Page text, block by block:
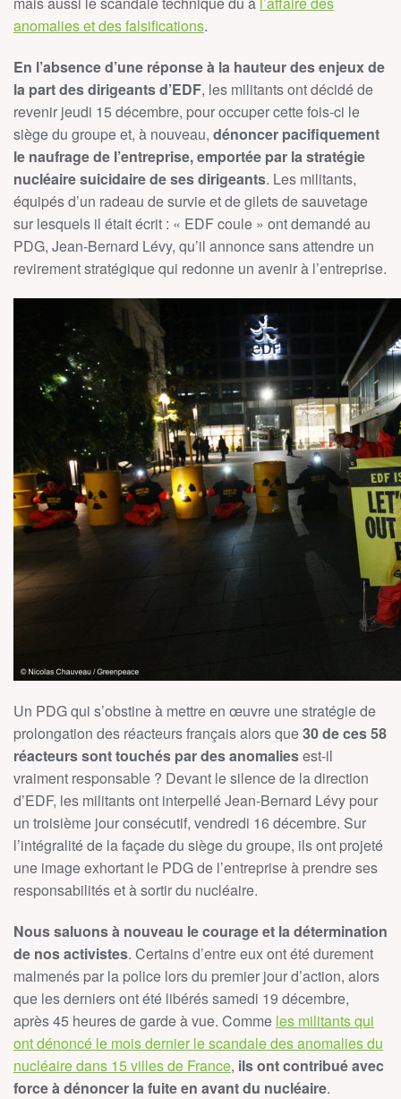
anomalies et des falsifications.
En l’absence d’une réponse à la hauteur des enjeux de
la part des dirigeants d’EDF, les militants ont décidé de
revenir jeudi 15 décembre, pour occuper cette fois-ci le
siège du groupe et, à nouveau, dénoncer pacifiquement
le naufrage de l’entreprise, emportée par la stratégie
nucléaire suicidaire de ses dirigeants. Les militants,
équipés d’un radeau de survie et de gilets de sauvetage
sur lesquels il était écrit : « EDF coule » ont demandé au
PDG, Jean-Bernard Lévy, qu’il annonce sans attendre un
revirement stratégique qui redonne un avenir à l’entreprise.
Un PDG qui s’obstine à mettre en œuvre une stratégie de
prolongation des réacteurs français alors que30 de ces 58
réacteurs sont touchés par des anomaliesest-il
vraiment responsable ? Devant le silence de la direction
d’EDF, les militants ont interpellé Jean-Bernard Lévy pour
un troisième jour consécutif, vendredi 16 décembre. Sur
l’intégralité de la façade du siège du groupe, ils ont projeté
une image exhortant le PDG de l’entreprise à prendre ses
responsabilités et à sortir du nucléaire.
Nous saluons à nouveau le courage et la détermination
de nos activistes. Certains d’entre eux ont été durement
malmenés par la police lors du premier jour d’action, alors
que les derniers ont été libérés samedi 19 décembre,
après 45 heures de garde à vue. Comme les militants qui
ont dénoncé le mois dernier le scandale des anomalies du
nucléaire dans 15 villes de France, ils ont contribué avec
force à dénoncer la fuite en avant du nucléaire.